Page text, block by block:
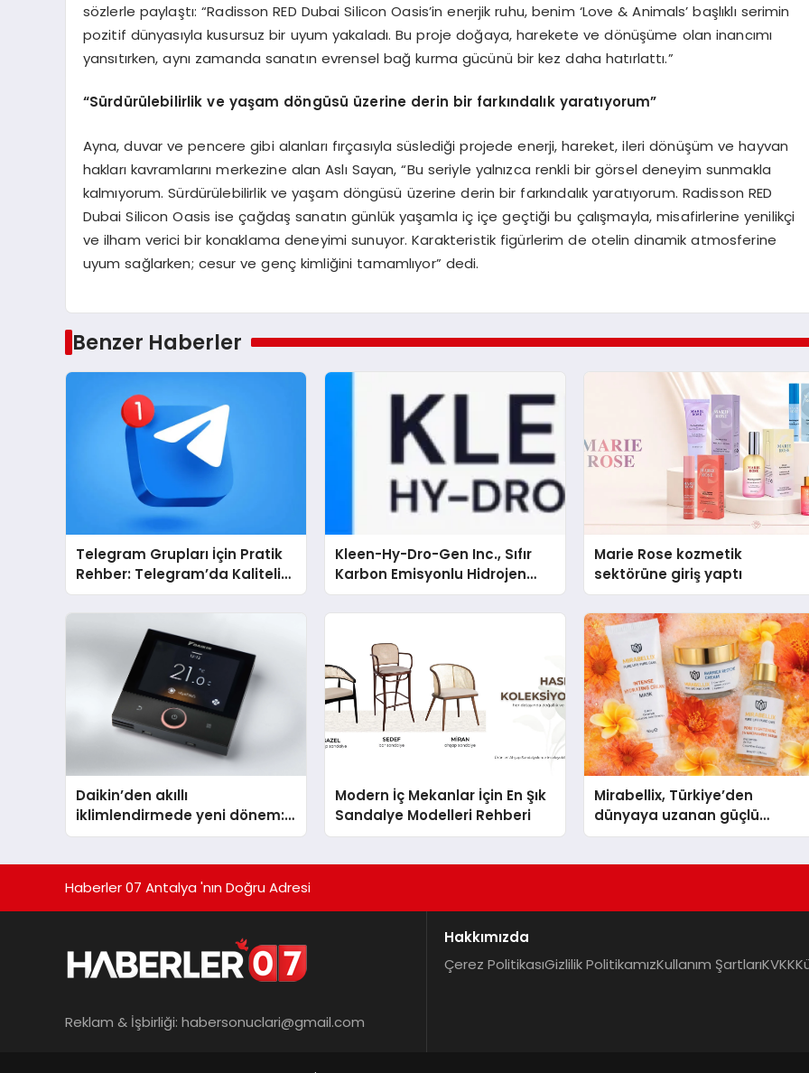
sözlerle paylaştı: “Radisson RED Dubai Silicon Oasis’in enerjik ruhu, benim ‘Love & Animals’ başlıklı serimin
pozitif dünyasıyla kusursuz bir uyum yakaladı. Bu proje doğaya, harekete ve dönüşüme olan inancımı
yansıtırken, aynı zamanda sanatın evrensel bağ kurma gücünü bir kez daha hatırlattı.”
“Sürdürülebilirlik ve yaşam döngüsü üzerine derin bir farkındalık yaratıyorum”
Ayna, duvar ve pencere gibi alanları fırçasıyla süslediği projede enerji, hareket, ileri dönüşüm ve hayvan
hakları kavramlarını merkezine alan Aslı Sayan, “Bu seriyle yalnızca renkli bir görsel deneyim sunmakla
kalmıyorum. Sürdürülebilirlik ve yaşam döngüsü üzerine derin bir farkındalık yaratıyorum. Radisson RED
Dubai Silicon Oasis ise çağdaş sanatın günlük yaşamla iç içe geçtiği bu çalışmayla, misafirlerine yenilikçi
ve ilham verici bir konaklama deneyimi sunuyor. Karakteristik figürlerim de otelin dinamik atmosferine
uyum sağlarken; cesur ve genç kimliğini tamamlıyor” dedi.
Benzer Haberler
Telegram Grupları İçin Pratik
Rehber: Telegram’da Kaliteli
Toplulukları Bulmanın Önemi
Kleen-Hy-Dro-Gen Inc., Sıfır
Karbon Emisyonlu Hidrojen
Isıtma Teknolojisinde ISO ve
TSSA Düzenleyici Onaylarını
Marie Rose kozmetik
sektörüne giriş yaptı
Daikin’den akıllı
iklimlendirmede yeni dönem:
Madoka Plus Türkiye’de
Modern İç Mekanlar İçin En Şık
Sandalye Modelleri Rehberi
Mirabellix, Türkiye’den
dünyaya uzanan güçlü
büyümesini sürdürüyor
Haberler 07 Antalya 'nın Doğru Adresi
Reklam & İşbirliği: habersonuclari@gmail.com
Hakkımızda
Çerez PolitikasıGizlilik PolitikamızKullanım ŞartlarıKVKK